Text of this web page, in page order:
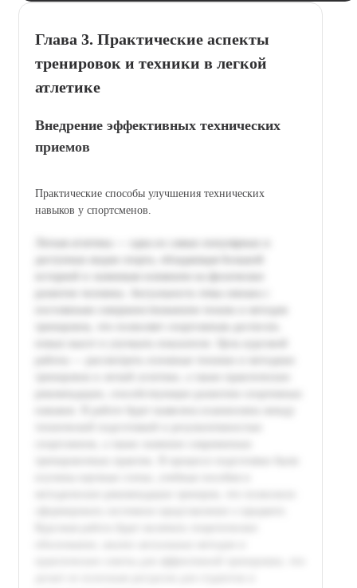
Глава 3. Практические аспекты
тренировок и техники в легкой
атлетике
Внедрение эффективных технических
приемов
Практические способы улучшения технических
навыков у спортсменов.